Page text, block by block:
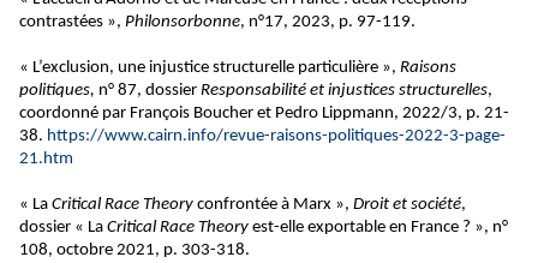
contrastées », Philonsorbonne, n°17, 2023, p. 97-119.
« L’exclusion, une injustice structurelle particulière », Raisons
politiques, n° 87, dossier Responsabilité et injustices structurelles,
coordonné par François Boucher et Pedro Lippmann, 2022/3, p. 21-
38. https://www.cairn.info/revue-raisons-politiques-2022-3-page-
21.htm
« La Critical Race Theory confrontée à Marx », Droit et société,
dossier « La Critical Race Theory est-elle exportable en France ? », n°
108, octobre 2021, p. 303-318.